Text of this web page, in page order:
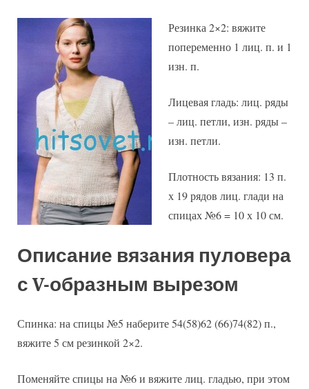
Резинка 2×2: вяжите
попеременно 1 лиц. п. и 1
изн. п.
Лицевая гладь: лиц. ряды
– лиц. петли, изн. ряды –
изн. петли.
Плотность вязания: 13 п.
х 19 рядов лиц. глади на
спицах №6 = 10 х 10 см.
Описание вязания пуловера
с V-образным вырезом
Спинка: на спицы №5 наберите 54(58)62 (66)74(82) п.,
вяжите 5 см резинкой 2×2.
Поменяйте спицы на №6 и вяжите лиц. гладью, при этом